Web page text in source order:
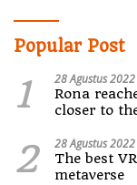
Popular Post
1 28 Agustus 2022
Rona
closer to
2 28 Agustus 2022
The best
metaverse